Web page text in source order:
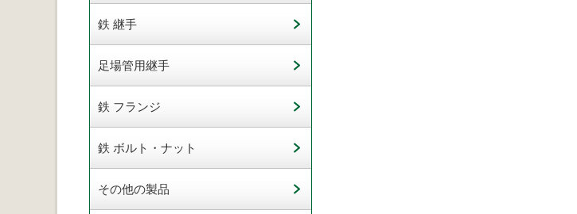
鉄 継手
足場管用継手
鉄 フランジ
鉄 ボルト・ナット
その他の製品